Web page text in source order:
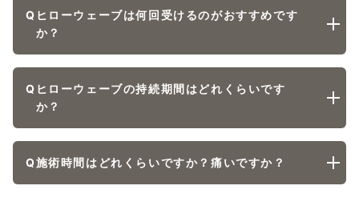
Q ヒローウェーブは何回受けるのがおすすめです
か？
Q ヒローウェーブの持続期間はどれくらいです
か？
Q施術時間はどれくらいですか？痛いですか？